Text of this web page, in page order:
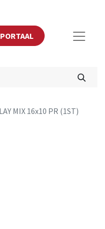
MIX 16x10 PR (1ST)